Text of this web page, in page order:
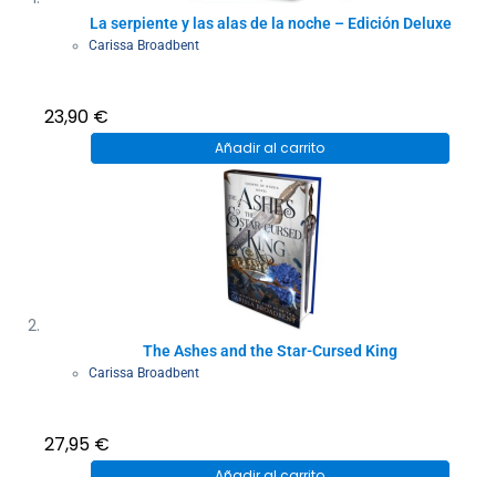
La serpiente y las alas de la noche – Edición Deluxe
Carissa Broadbent
23,90 €
Añadir al carrito
The Ashes and the Star-Cursed King
Carissa Broadbent
27,95 €